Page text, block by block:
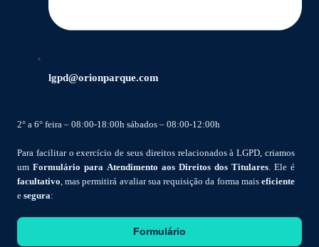
lgpd@orionparque.com
2° a 6° feira – 08:00-18:00h sábados – 08:00-12:00h
Para facilitar o exercício de seus direitos relacionados à LGPD, criamos
um Formulário para Atendimento aos Direitos dos Titulares . Ele é
facultativo , mas permitirá avaliar sua requisição da forma mais eficiente
e segura:
Formulário